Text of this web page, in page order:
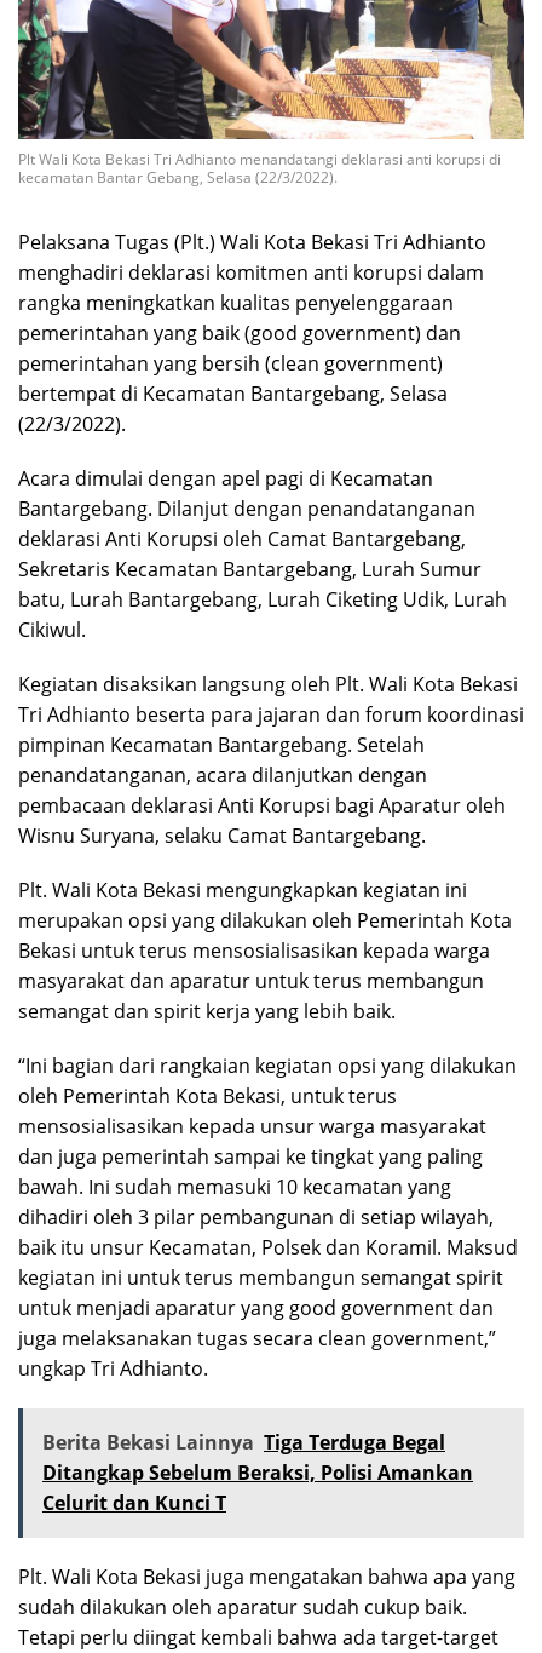
Plt Wali Kota Bekasi Tri Adhianto menandatangi deklarasi anti korupsi di
kecamatan Bantar Gebang, Selasa (22/3/2022).
Pelaksana Tugas (Plt.) Wali Kota Bekasi Tri Adhianto
menghadiri deklarasi komitmen anti korupsi dalam
rangka meningkatkan kualitas penyelenggaraan
pemerintahan yang baik (good government) dan
pemerintahan yang bersih (clean government)
bertempat di Kecamatan Bantargebang, Selasa
(22/3/2022).
Acara dimulai dengan apel pagi di Kecamatan
Bantargebang. Dilanjut dengan penandatanganan
deklarasi Anti Korupsi oleh Camat Bantargebang,
Sekretaris Kecamatan Bantargebang, Lurah Sumur
batu, Lurah Bantargebang, Lurah Ciketing Udik, Lurah
Cikiwul.
Kegiatan disaksikan langsung oleh Plt. Wali Kota Bekasi
Tri Adhianto beserta para jajaran dan forum koordinasi
pimpinan Kecamatan Bantargebang. Setelah
penandatanganan, acara dilanjutkan dengan
pembacaan deklarasi Anti Korupsi bagi Aparatur oleh
Wisnu Suryana, selaku Camat Bantargebang.
Plt. Wali Kota Bekasi mengungkapkan kegiatan ini
merupakan opsi yang dilakukan oleh Pemerintah Kota
Bekasi untuk terus mensosialisasikan kepada warga
masyarakat dan aparatur untuk terus membangun
semangat dan spirit kerja yang lebih baik.
“Ini bagian dari rangkaian kegiatan opsi yang dilakukan
oleh Pemerintah Kota Bekasi, untuk terus
mensosialisasikan kepada unsur warga masyarakat
dan juga pemerintah sampai ke tingkat yang paling
bawah. Ini sudah memasuki 10 kecamatan yang
dihadiri oleh 3 pilar pembangunan di setiap wilayah,
baik itu unsur Kecamatan, Polsek dan Koramil. Maksud
kegiatan ini untuk terus membangun semangat spirit
untuk menjadi aparatur yang good government dan
juga melaksanakan tugas secara clean government,”
ungkap Tri Adhianto.
Berita Bekasi Lainnya Tiga Terduga Begal
Ditangkap Sebelum Beraksi, Polisi Amankan
Celurit dan Kunci T
Plt. Wali Kota Bekasi juga mengatakan bahwa apa yang
sudah dilakukan oleh aparatur sudah cukup baik.
Tetapi perlu diingat kembali bahwa ada target-target